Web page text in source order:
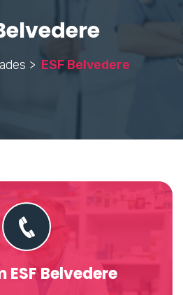
> ESF Belvedere
ESF Belvedere